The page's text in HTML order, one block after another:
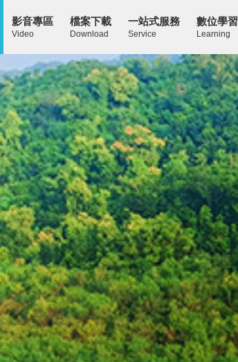
影音專區
Video
檔案下載
Download
一站式服務
Service
數位學習
Learning